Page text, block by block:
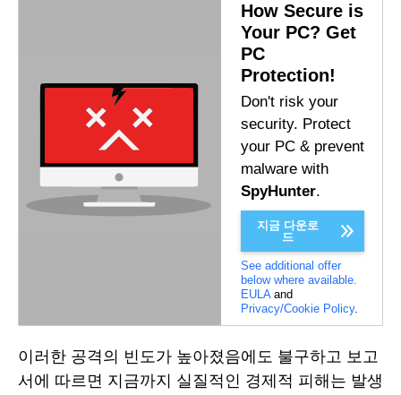
How Secure is
Your PC? Get
PC
Protection!
Don't risk your
security. Protect
your PC & prevent
malware with
SpyHunter.
지금 다운로
드
See additional offer
below where available.
EULAand
Privacy/Cookie Policy.
이러한 공격의 빈도가 높아졌음에도 불구하고 보고
서에 따르면 지금까지 실질적인 경제적 피해는 발생